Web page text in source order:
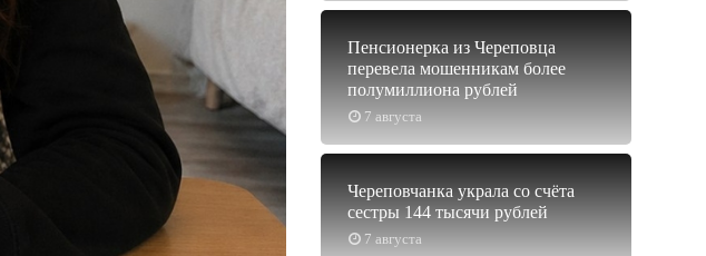
7 августа
Пенсионерка из Череповца
перевела мошенникам более
полумиллиона рублей
7 августа
Череповчанка украла со счёта
сестры 144 тысячи рублей